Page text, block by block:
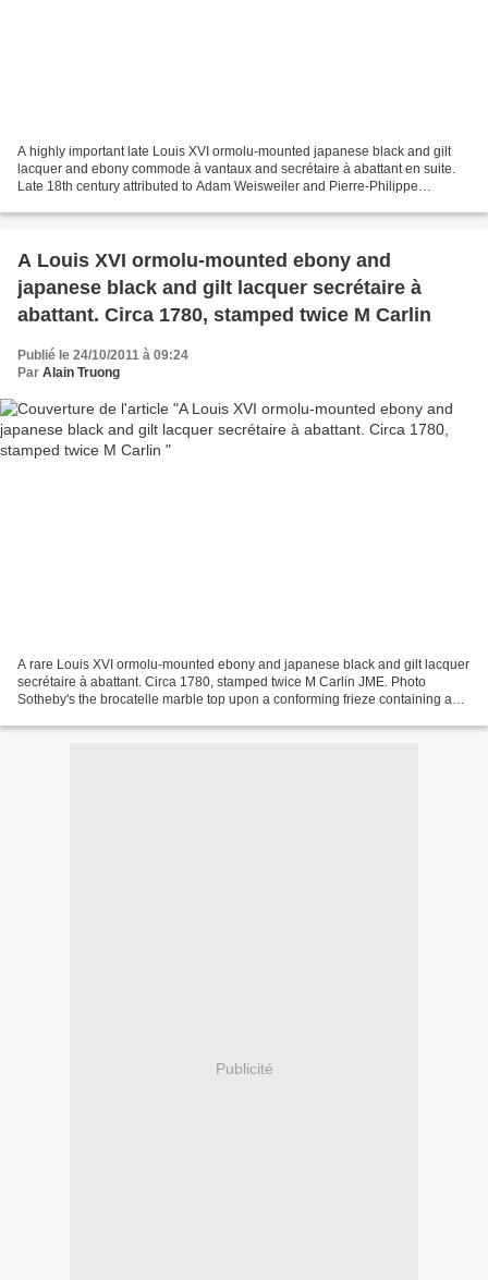
A highly important late Louis XVI ormolu-mounted japanese black and gilt
lacquer and ebony commode à vantaux and secrétaire à abattant en suite.
Late 18th century attributed to Adam Weisweiler and Pierre-Philippe
A Louis XVI ormolu-mounted ebony and
japanese black and gilt lacquer secrétaire à
abattant. Circa 1780, stamped twice M Carlin
Publié le 24/10/2011 à 09:24
Par Alain Truong
A rare Louis XVI ormolu-mounted ebony and japanese black and gilt lacquer
secrétaire à abattant. Circa 1780, stamped twice M Carlin JME. Photo
Sotheby's the brocatelle marble top upon a conforming frieze containing a
Publicité